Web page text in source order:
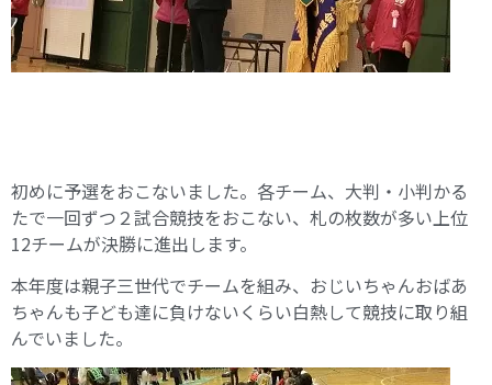
初めに予選をおこないました。各チーム、大判・小判かる
たで一回ずつ２試合競技をおこない、札の枚数が多い上位
12チームが決勝に進出します。
本年度は親子三世代でチームを組み、おじいちゃんおばあ
ちゃんも子ども達に負けないくらい白熱して競技に取り組
んでいました。